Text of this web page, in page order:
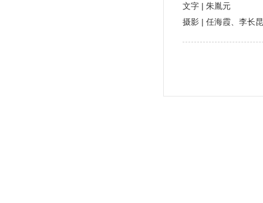
文字 | 朱胤元
摄影 | 任海霞、李长昆